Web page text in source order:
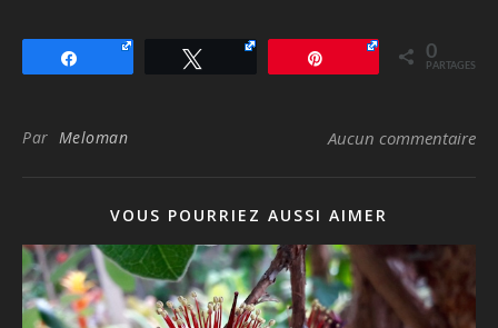
0
PARTAGES
Par Meloman Aucun commentaire
VOUS POURRIEZ AUSSI AIMER